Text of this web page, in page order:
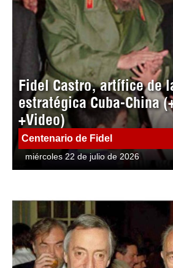
Fidel Castro, artífice de
estratégica Cuba-China
+Video)
Centenario de Fidel
miércoles 22 de julio de 2026